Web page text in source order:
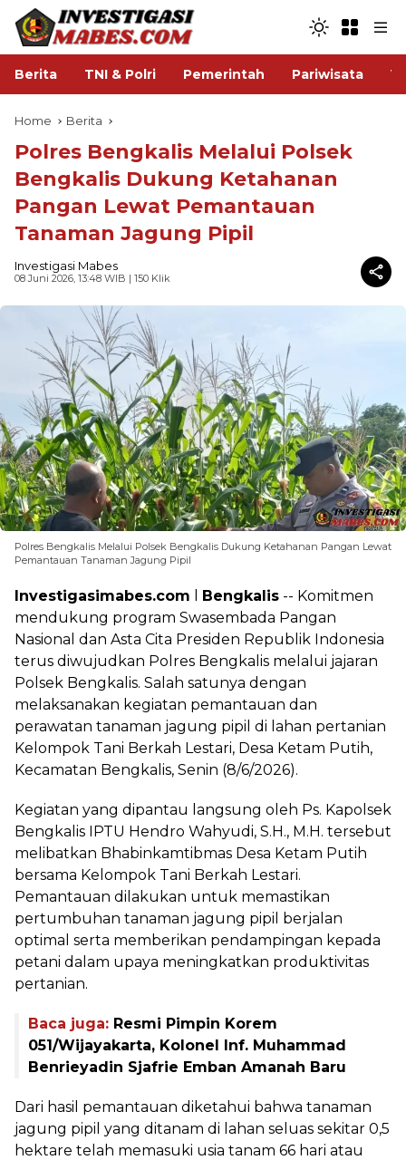
Berita TNI & Polri Pemerintah Pariwisata
Home Berita
Polres Bengkalis Melalui Polsek
Bengkalis Dukung Ketahanan
Pangan Lewat Pemantauan
Tanaman Jagung Pipil
Investigasi Mabes
08 Juni 2026, 13:48 WIB | 150 Klik
Polres Bengkalis Melalui Polsek Bengkalis Dukung Ketahanan Pangan Lewat
Pemantauan Tanaman Jagung Pipil
Investigasimabes.com Bengkalis -- Komitmen
mendukung program Swasembada Pangan
Nasional dan Asta Cita Presiden Republik Indonesia
terus diwujudkan Polres Bengkalis melalui jajaran
Polsek Bengkalis. Salah satunya dengan
melaksanakan kegiatan pemantauan dan
perawatan tanaman jagung pipil di lahan pertanian
Kelompok Tani Berkah Lestari, Desa Ketam Putih,
Kecamatan Bengkalis, Senin (8/6/2026).
Kegiatan yang dipantau langsung oleh Ps. Kapolsek
Bengkalis IPTU Hendro Wahyudi, S.H., M.H. tersebut
melibatkan Bhabinkamtibmas Desa Ketam Putih
bersama Kelompok Tani Berkah Lestari.
Pemantauan dilakukan untuk memastikan
pertumbuhan tanaman jagung pipil berjalan
optimal serta memberikan pendampingan kepada
petani dalam upaya meningkatkan produktivitas
pertanian.
Baca juga: Resmi Pimpin Korem
051/Wijayakarta, Kolonel Inf. Muhammad
Benrieyadin Sjafrie Emban Amanah Baru
Dari hasil pemantauan diketahui bahwa tanaman
jagung pipil yang ditanam di lahan seluas sekitar 0,5
hektare telah memasuki usia tanam 66 hari atau